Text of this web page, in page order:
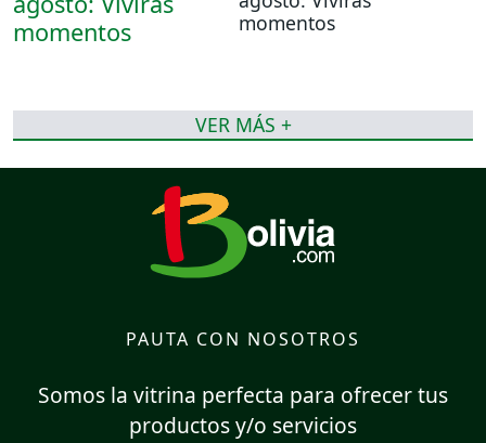
momentos
VER MÁS +
PAUTA CON NOSOTROS
Somos la vitrina perfecta para ofrecer tus
productos y/o servicios